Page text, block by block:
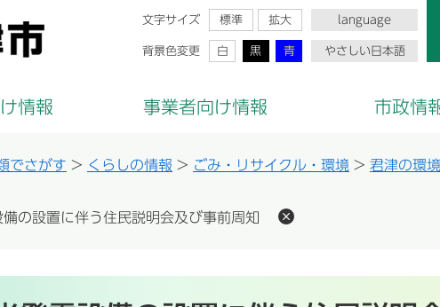
文字サイズ 標準 拡大
背景色変更 白 黒 青
language
やさしい日本語
情報 事業者向け情報 市政情
でさがす > くらしの情報 > ごみ・リサイクル・環境 > 君津の環境
の設置に伴う住民説明会及び事前周知